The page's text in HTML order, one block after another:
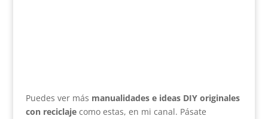
Puedes ver más manualidades e ideas DIY originales
con reciclaje como estas, en mi canal. Pásate